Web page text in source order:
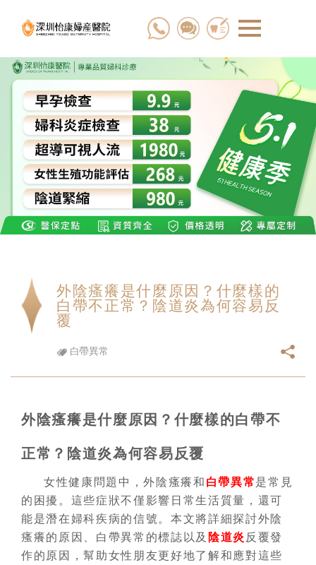
外陰瘙癢是什麼原因？什麼樣的
白帶不正常？陰道炎為何容易反
覆
白帶異常
外陰瘙癢是什麼原因？什麼樣的白帶不
正常？陰道炎為何容易反覆
女性健康問題中，外陰瘙癢和 白帶異常是常見
的困擾。這些症狀不僅影響日常生活質量，還可
能是潛在婦科疾病的信號。本文將詳細探討外陰
瘙癢的原因、白帶異常的標誌以及 陰道炎 反覆發
作的原因，幫助女性朋友更好地了解和應對這些